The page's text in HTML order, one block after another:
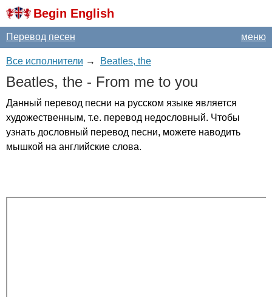
Begin English
меню
Перевод песен
Все исполнители → Beatles, the
Beatles, the - From me to you
Данный перевод песни на русском языке является
художественным, т.е. перевод недословный. Чтобы
узнать дословный перевод песни, можете наводить
мышкой на английские слова.